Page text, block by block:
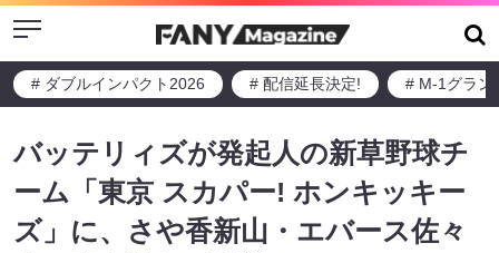
Menu
# ダブルインパクト2026 # 配信延長決定! # M-1グラン
バッテリィズが発起人の新草野球チ
ーム「東京 スカパー! ホンキッキー
ズ」に、さや香新山・エバース佐々